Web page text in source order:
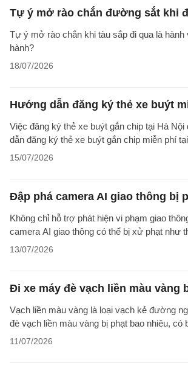
Tự ý mở rào chắn đường sắt khi
Tự ý mở rào chắn khi tàu sắp đi qua là
hành?
18/07/2026
Hướng dẫn đăng ký thẻ xe buýt
Việc đăng ký thẻ xe buýt gắn chip tại Hà
dẫn đăng ký thẻ xe buýt gắn chip miễn phí
15/07/2026
Đập phá camera AI giao thông bị
Không chỉ hỗ trợ phát hiện vi phạm giao
camera AI giao thông có thể bị xử phạt như
13/07/2026
Đi xe máy đè vạch liền màu vàng
Vạch liền màu vàng là loại vạch kẻ đường
đè vạch liền màu vàng bị phạt bao nhiêu,
11/07/2026